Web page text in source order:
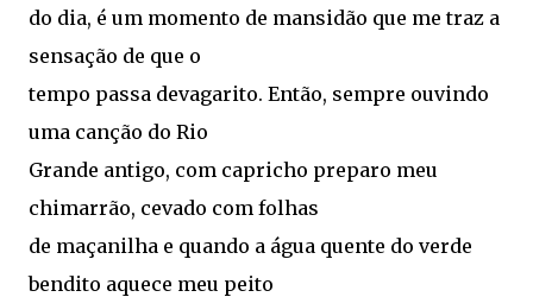
do dia, é um momento de mansidão que me traz a
sensação de que o
tempo passa devagarito. Então, sempre ouvindo
uma canção do Rio
Grande antigo, com capricho preparo meu
chimarrão, cevado com folhas
de maçanilha e quando a água quente do verde
bendito aquece meu peito